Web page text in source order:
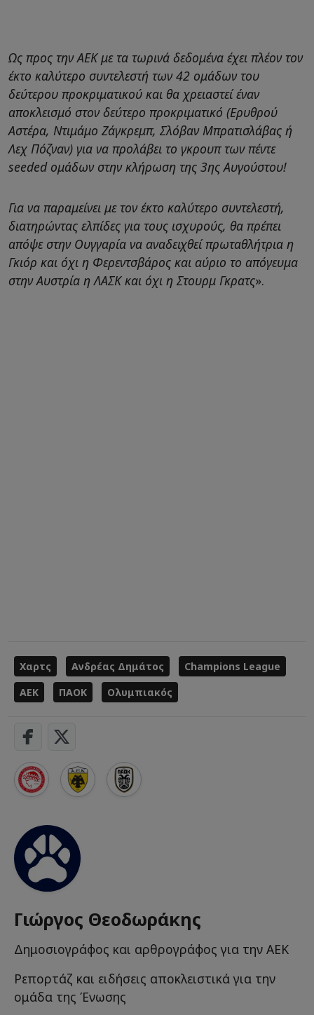
Ως προς την ΑΕΚ με τα τωρινά δεδομένα έχει πλέον τον
έκτο καλύτερο συντελεστή των 42 ομάδων του
δεύτερου προκριματικού και θα χρειαστεί έναν
αποκλεισμό στον δεύτερο προκριματικό (Ερυθρού
Αστέρα, Ντιμάμο Ζάγκρεμπ, Σλόβαν Μπρατισλάβας ή
Λεχ Πόζναν) για να προλάβει το γκρουπ των πέντε
seeded ομάδων στην κλήρωση της 3ης Αυγούστου!
Για να παραμείνει με τον έκτο καλύτερο συντελεστή,
διατηρώντας ελπίδες για τους ισχυρούς, θα πρέπει
απόψε στην Ουγγαρία να αναδειχθεί πρωταθλήτρια η
Γκιόρ και όχι η Φερεντσβάρος και αύριο το απόγευμα
στην Αυστρία η ΛΑΣΚ και όχι η Στουρμ Γκρατς».
Χαρτς Ανδρέας Δημάτος
Champions League
ΑΕΚ
ΠΑΟΚ Ολυμπιακός
Γιώργος Θεοδωράκης
Δημοσιογράφος και αρθρογράφος για την ΑΕΚ
Ρεπορτάζ και ειδήσεις αποκλειστικά για την
ομάδα της Ένωσης